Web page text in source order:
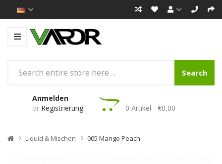
Search
Anmelden
or Registrierung 0 Artikel - €0,00
Liquid & Mischen 005 Mango Peach